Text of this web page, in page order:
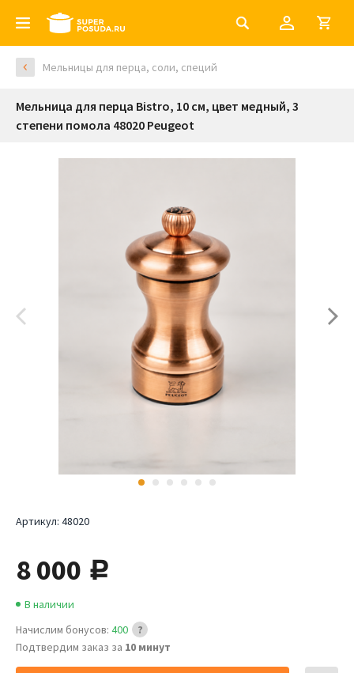
Мельницы для перца, соли, специй
Мельница для перца Bistro, 10 см, цвет медный, 3
степени помола 48020 Peugeot
Артикул: 48020
8 000 руб.
Начислим бонусов: 400
Подтвердим заказ за 10 минут
В наличии